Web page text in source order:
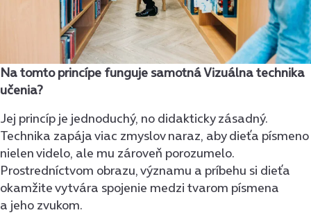
Na tomto princípe funguje samotná Vizuálna technika
učenia?
Jej princíp je jednoduchý, no didakticky zásadný.
Technika zapája viac zmyslov naraz, aby dieťa písmeno
nielen videlo, ale mu zároveň porozumelo.
Prostredníctvom obrazu, významu a príbehu si dieťa
okamžite vytvára spojenie medzi tvarom písmena
a jeho zvukom.